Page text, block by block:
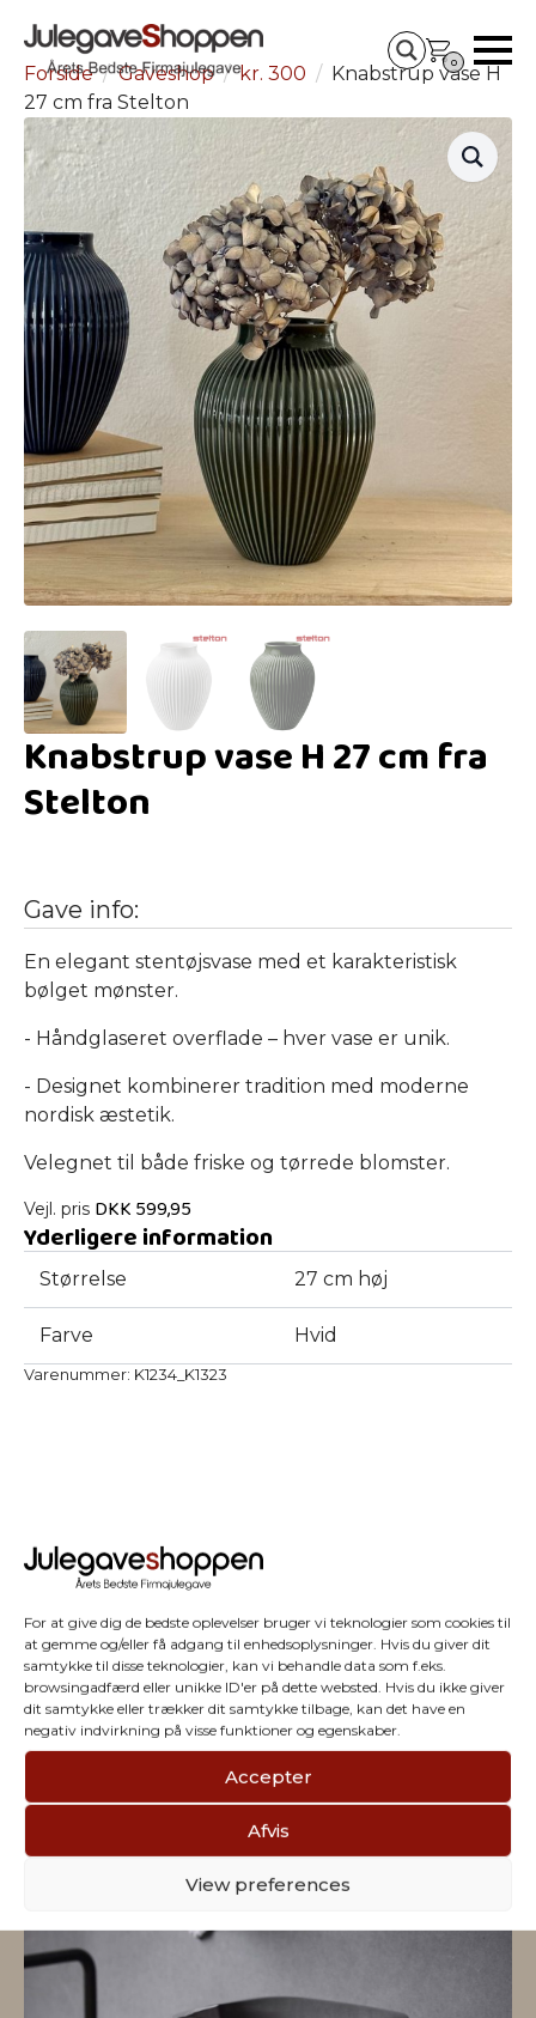
For at give dig de bedste oplevelser bruger vi teknologier som cookies til
at gemme og/eller få adgang til enhedsoplysninger. Hvis du giver dit
samtykke til disse teknologier, kan vi behandle data som f.eks.
browsingadfærd eller unikke ID'er på dette websted. Hvis du ikke giver
dit samtykke eller trækker dit samtykke tilbage, kan det have en
negativ indvirkning på visse funktioner og egenskaber.
Accepter
Afvis
View preferences
0
Forside Gaveshop kr. 300
Knabstrup vase H
27 cm fra Stelton
Knabstrup vase H 27 cm fra
Stelton
Gave info:
En elegant stentøjsvase med et karakteristisk
bølget mønster.
- Håndglaseret overflade – hver vase er unik.
- Designet kombinerer tradition med moderne
nordisk æstetik.
Velegnet til både friske og tørrede blomster.
Vejl. pris DKK 599,95
Yderligere information
Størrelse 27 cm høj
Farve Hvid
Varenummer: K1234_K1323
Vi har julegaver til hele
firmaet